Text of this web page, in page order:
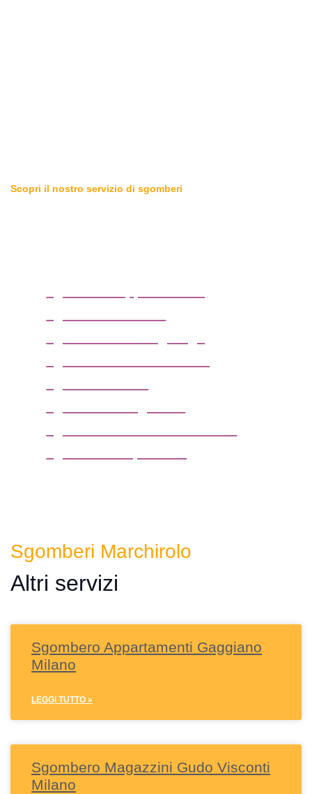
Scopri il nostro servizio di sgomberi
Sgomberi Marchirolo
Altri servizi
Sgombero Appartamenti Gaggiano
Milano
LEGGI TUTTO »
Sgombero Magazzini Gudo Visconti
Milano